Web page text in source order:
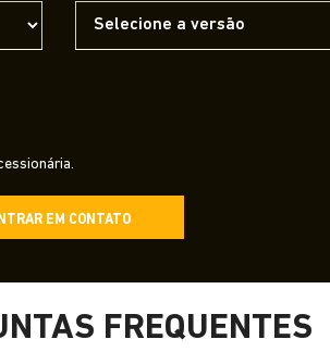
EM CONTATO
FREQUENTES